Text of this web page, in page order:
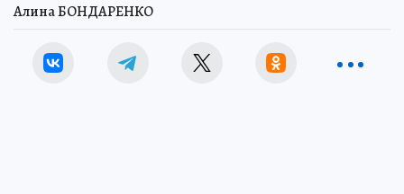
Алина БОНДАРЕНКО